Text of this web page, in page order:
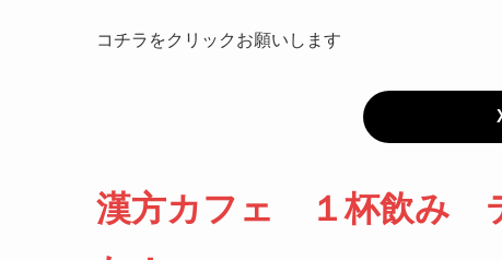
コチラをクリックお願いします
漢方カフェ １杯飲み